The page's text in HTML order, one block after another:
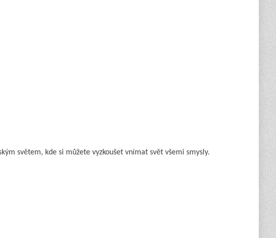
světem, kde si můžete vyzkoušet vnímat svět všemi smysly.